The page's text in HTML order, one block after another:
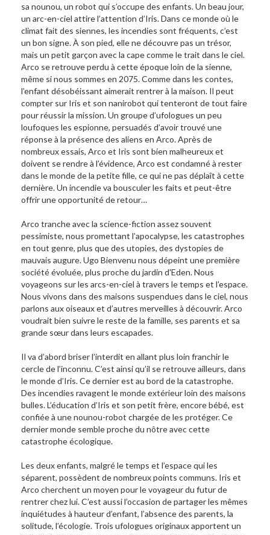
sa nounou, un robot qui s’occupe des enfants. Un beau jour,
un arc-en-ciel attire l’attention d’Iris. Dans ce monde où le
climat fait des siennes, les incendies sont fréquents, c’est
un bon signe. À son pied, elle ne découvre pas un trésor,
mais un petit garçon avec la cape comme le trait dans le ciel.
Arco se retrouve perdu à cette époque loin de la sienne,
même si nous sommes en 2075. Comme dans les contes,
l’enfant désobéissant aimerait rentrer à la maison. Il peut
compter sur Iris et son nanirobot qui tenteront de tout faire
pour réussir la mission. Un groupe d’ufologues un peu
loufoques les espionne, persuadés d’avoir trouvé une
réponse à la présence des aliens en Arco. Après de
nombreux essais, Arco et Iris sont bien malheureux et
doivent se rendre à l’évidence, Arco est condamné à rester
dans le monde de la petite fille, ce qui ne pas déplaît à cette
dernière. Un incendie va bousculer les faits et peut-être
offrir une opportunité de retour…
Arco tranche avec la science-fiction assez souvent
pessimiste, nous promettant l’apocalypse, les catastrophes
en tout genre, plus que des utopies, des dystopies de
mauvais augure. Ugo Bienvenu nous dépeint une première
société évoluée, plus proche du jardin d'Eden. Nous
voyageons sur les arcs-en-ciel à travers le temps et l’espace.
Nous vivons dans des maisons suspendues dans le ciel, nous
parlons aux oiseaux et d’autres merveilles à découvrir. Arco
voudrait bien suivre le reste de la famille, ses parents et sa
grande sœur dans leurs escapades.
Il va d’abord briser l’interdit en allant plus loin franchir le
cercle de l’inconnu. C’est ainsi qu’il se retrouve ailleurs, dans
le monde d’Iris. Ce dernier est au bord de la catastrophe.
Des incendies ravagent le monde extérieur loin des maisons
bulles. L’éducation d’Iris et son petit frère, encore bébé, est
confiée à une nounou-robot chargée de les protéger. Ce
dernier monde semble proche du nôtre avec cette
catastrophe écologique.
Les deux enfants, malgré le temps et l’espace qui les
séparent, possèdent de nombreux points communs. Iris et
Arco cherchent un moyen pour le voyageur du futur de
rentrer chez lui. C’est aussi l’occasion de partager les mêmes
inquiétudes à hauteur d’enfant, l’absence des parents, la
solitude, l’écologie. Trois ufologues originaux apportent un